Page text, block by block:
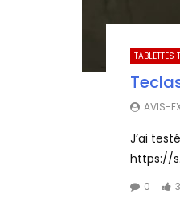
TABLETTES
AVIS-
J’ai
https://
0